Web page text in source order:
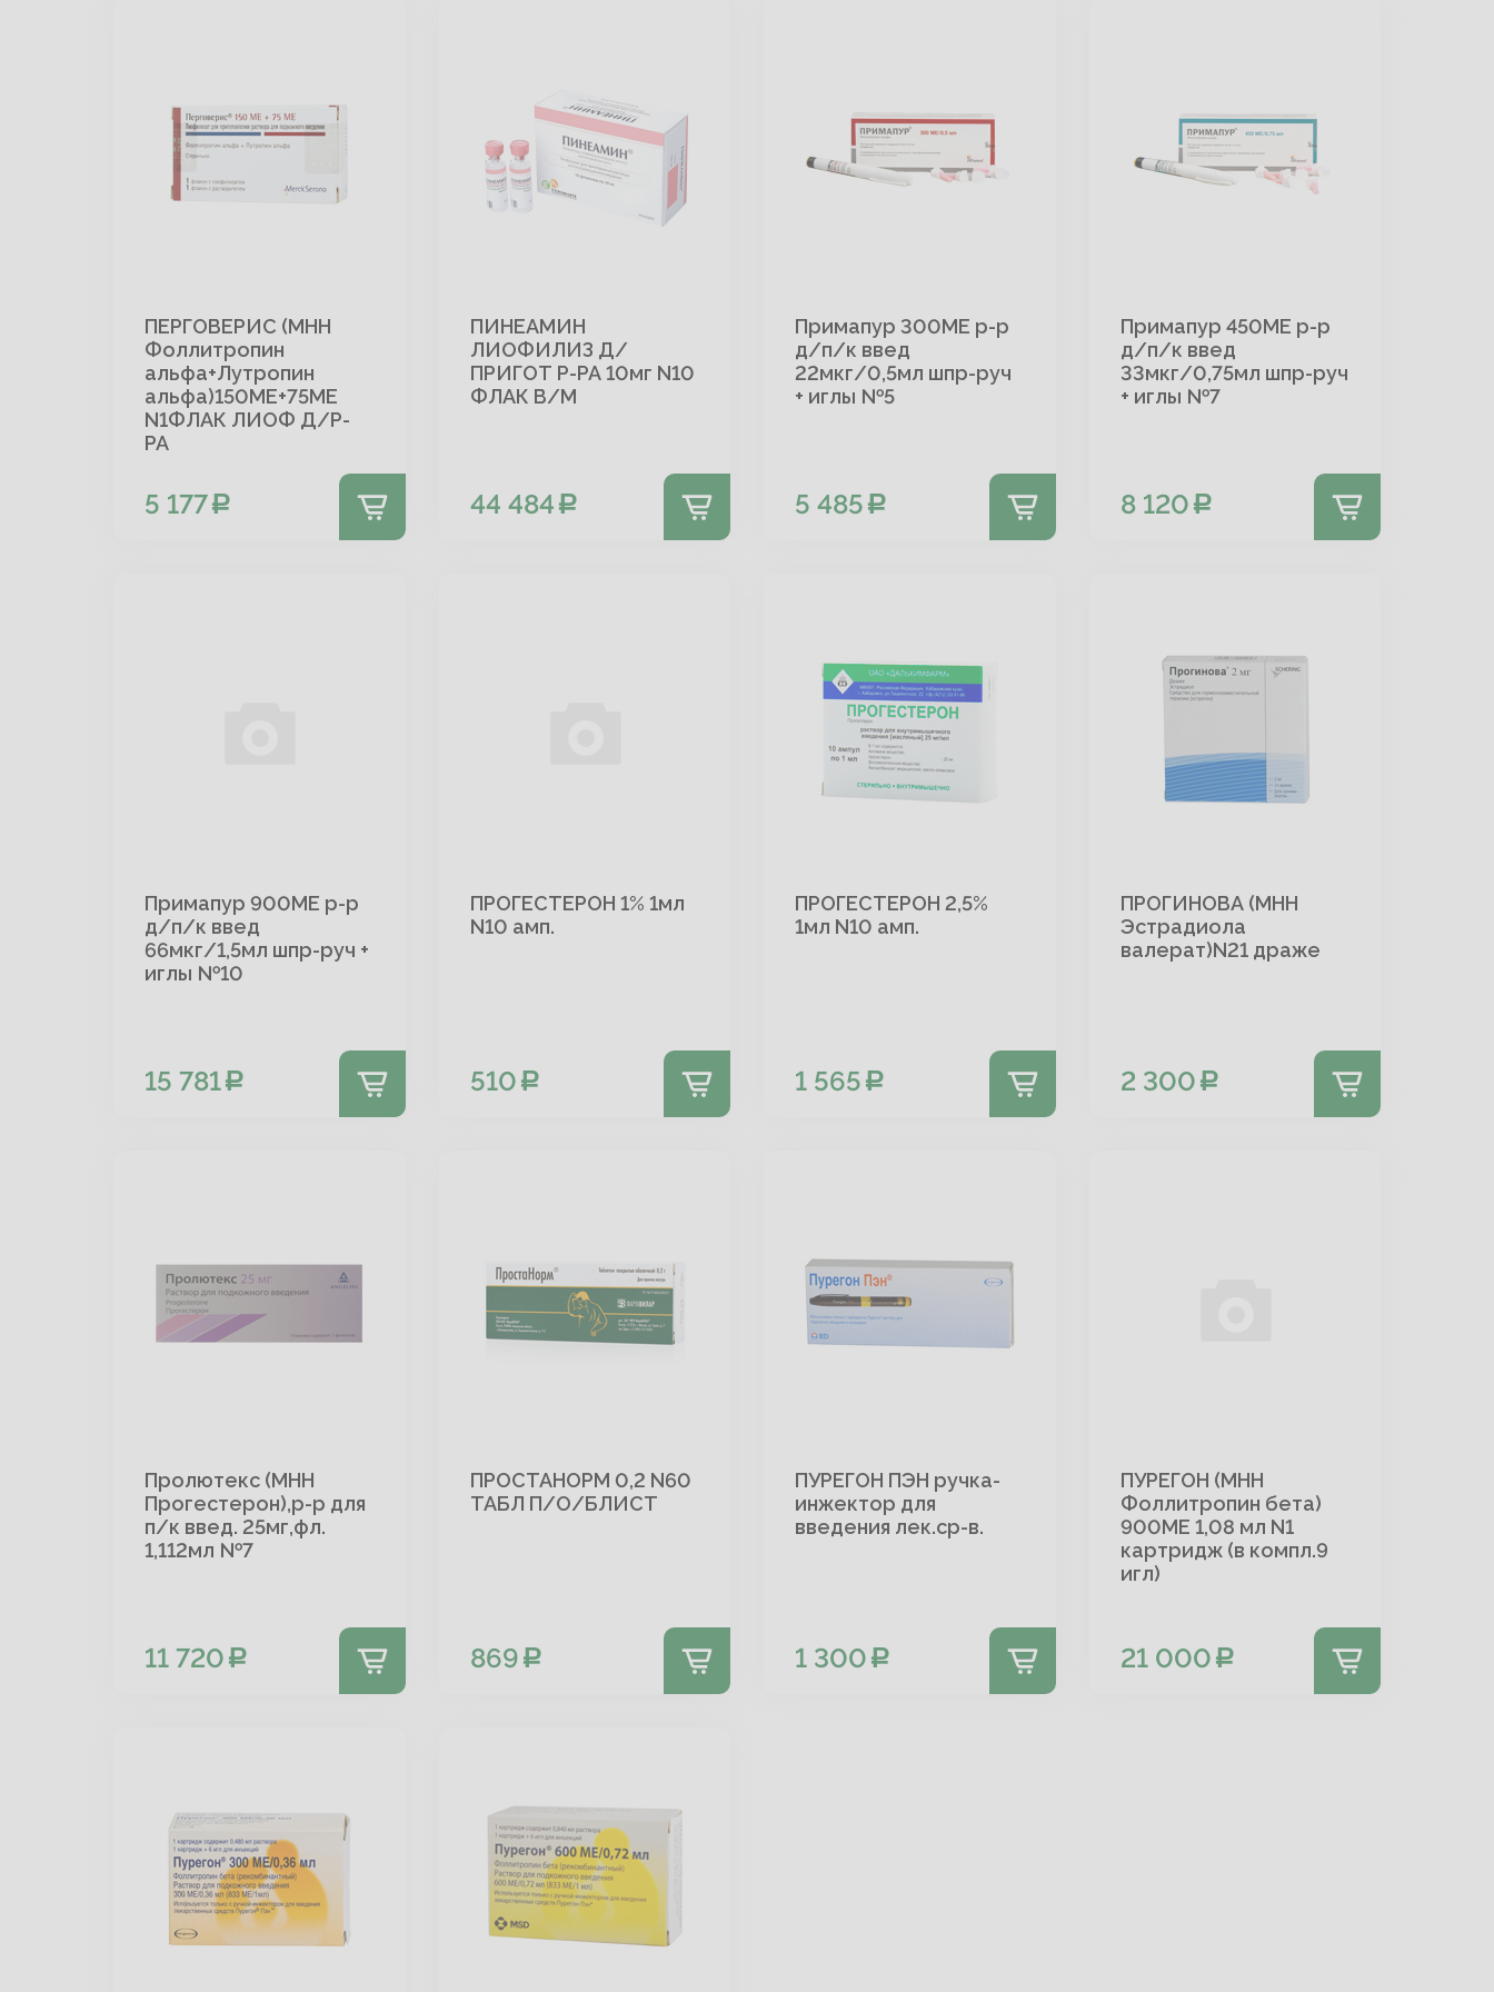
ПЕРГОВЕРИС (МНН
Фоллитропин
альфа+Лутропин
альфа)150МЕ+75МЕ
N1ФЛАК ЛИОФ Д/Р-
РА
5 177
ПИНЕАМИН
ЛИОФИЛИЗ Д/
ПРИГОТ Р-РА 10мг N10
ФЛАК В/М
44 484
Примапур 300МЕ р-р
д/п/к введ
22мкг/0,5мл шпр-руч
+ иглы №5
5 485
Примапур 450МЕ р-р
д/п/к введ
33мкг/0,75мл шпр-руч
+ иглы №7
8 120
Примапур 900МЕ р-р
д/п/к введ
66мкг/1,5мл шпр-руч +
иглы №10
15 781
ПРОГЕСТЕРОН 1% 1мл
N10 амп.
510
ПРОГЕСТЕРОН 2,5%
1мл N10 амп.
1 565
ПРОГИНОВА (МНН
Эстрадиола
валерат)N21 драже
2 300
Пролютекс (МНН
Прогестерон),р-р для
п/к введ. 25мг,фл.
1,112мл №7
11 720
ПРОСТАНОРМ 0,2 N60
ТАБЛ П/О/БЛИСТ
869
ПУРЕГОН ПЭН ручка-
инжектор для
введения лек.ср-в.
1 300
ПУРЕГОН (МНН
Фоллитропин бета)
900МЕ 1,08 мл N1
картридж (в компл.9
игл)
21 000